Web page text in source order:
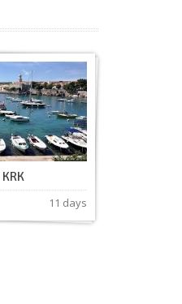
11 days